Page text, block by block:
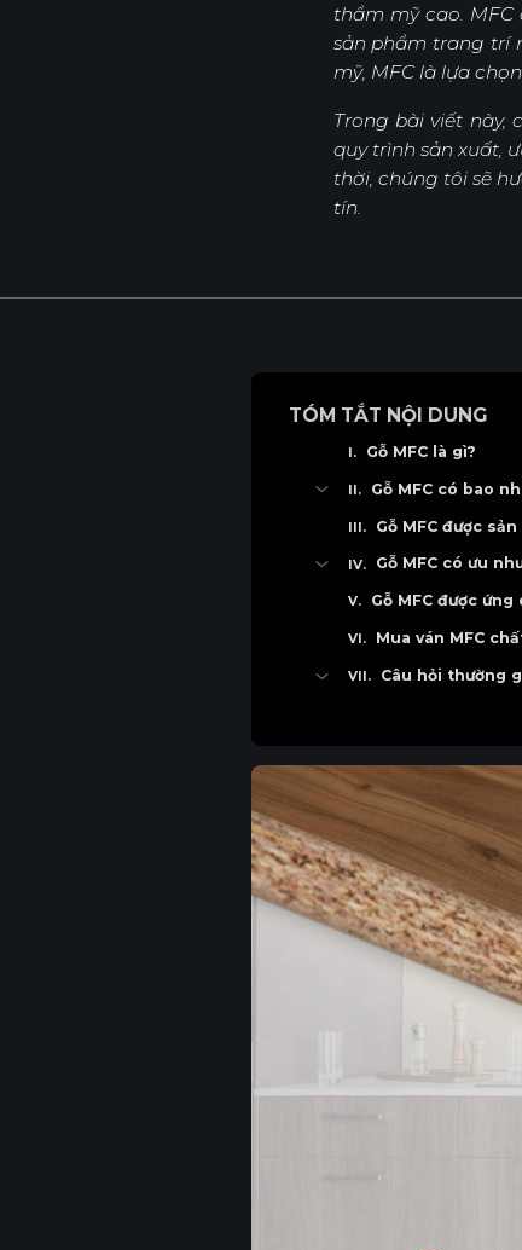
thẩm mỹ cao.
sản phẩm trang trí
mỹ, MFC là lựa
Trong bài viết này,
quy trình sản xuất,
thời, chúng tôi sẽ
tín.
TÓM TẮT NỘI DUNG
Gỗ MFC là gì?
Gỗ MFC có bao
Phân loại gỗ MFC
Phân loại gỗ MFC
Gỗ MFC được
Gỗ MFC có ưu
Ưu điểm
Gỗ MFC được
Mua ván MFC
Câu hỏi thường
Gỗ MFC có an toàn
Dự Án